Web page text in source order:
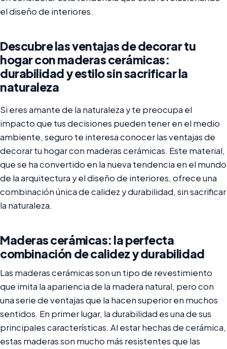
el diseño de interiores.
Descubre las ventajas de decorar tu
hogar con maderas cerámicas:
durabilidad y estilo sin sacrificar la
naturaleza
Si eres amante de la naturaleza y te preocupa el
impacto que tus decisiones pueden tener en el medio
ambiente, seguro te interesa conocer las ventajas de
decorar tu hogar con maderas cerámicas. Este material,
que se ha convertido en la nueva tendencia en el mundo
de la arquitectura y el diseño de interiores, ofrece una
combinación única de calidez y durabilidad, sin sacrificar
la naturaleza.
Maderas cerámicas: la perfecta
combinación de calidez y durabilidad
Las maderas cerámicas son un tipo de revestimiento
que imita la apariencia de la madera natural, pero con
una serie de ventajas que la hacen superior en muchos
sentidos. En primer lugar, la durabilidad es una de sus
principales características. Al estar hechas de cerámica,
estas maderas son mucho más resistentes que las